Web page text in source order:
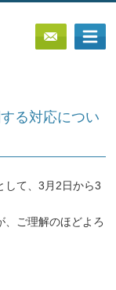
る対応につい
して、3月2日から3
、ご理解のほどよろ